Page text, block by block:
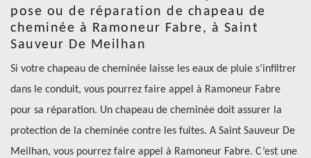
pose ou de réparation de chapeau de
cheminée à Ramoneur Fabre, à Saint
Sauveur De Meilhan
Si votre chapeau de cheminée laisse les eaux de pluie s’infiltrer
dans le conduit, vous pourrez faire appel à Ramoneur Fabre
pour sa réparation. Un chapeau de cheminée doit assurer la
protection de la cheminée contre les fuites. A Saint Sauveur De
Meilhan, vous pourrez faire appel à Ramoneur Fabre. C’est une